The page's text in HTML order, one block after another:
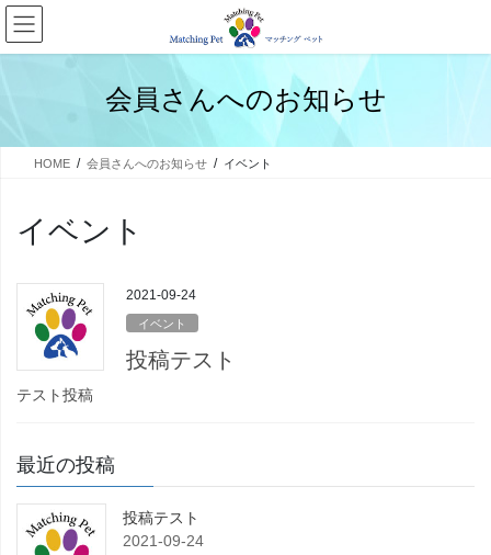
コ
ン
テ
ス
ナ
ビ
ゲ
ン
会員さんへのお知らせ
HOME 会員さんへのお知らせ イベント
イベント
2021-09-24
イベント
投稿テスト
テスト投稿
最近の投稿
投稿テスト
2021-09-24